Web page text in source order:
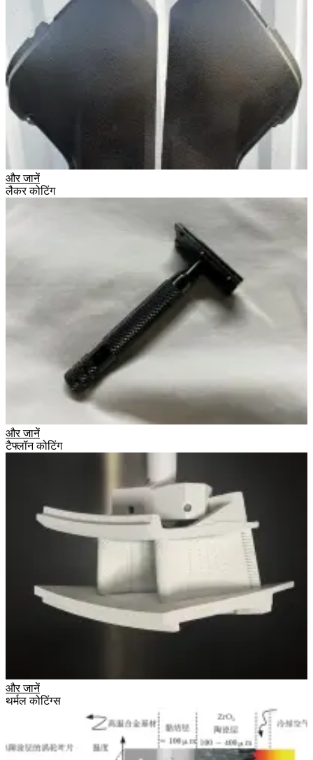
और जानें
लैकर कोटिंग
और जानें
टैफ्लॉन कोटिंग
और जानें
थर्मल कोटिंग्स